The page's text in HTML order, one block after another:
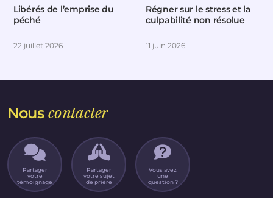
Libérés de l’emprise du
péché
22 juillet 2026
Régner sur le stress et la
culpabilité non résolue
11 juin 2026
Nouscontacter
Partager
votre
témoignage
Partager
votre sujet
de prière
Vous avez
une
question ?